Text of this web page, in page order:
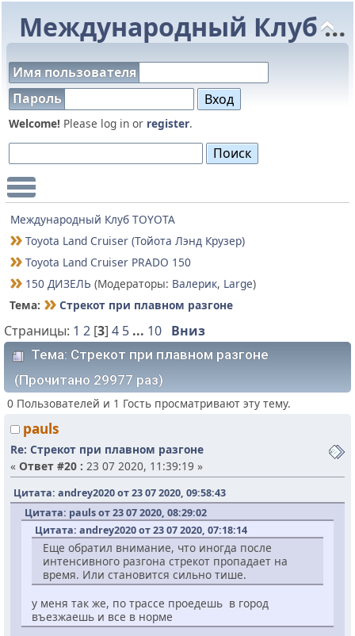
Международный Клуб TOYOTA
Имя пользователя
Пароль
Welcome! Please log in or register.
Main Menu
Международный Клуб TOYOTA
Toyota Land Cruiser (Тойота Лэнд Крузер)
Toyota Land Cruiser PRADO 150
150 ДИЗЕЛЬ (Модераторы: Валерик, Large)
Тема:
Стрекот при плавном разгоне
Страницы: 1 2 [3] 4 5 ... 10 Вниз
Тема: Стрекот при плавном разгоне
(Прочитано 29977 раз)
0 Пользователей и 1 Гость просматривают эту тему.
pauls
Re: Стрекот при плавном разгоне
« Ответ #20 : 23 07 2020, 11:39:19 »
Цитата: andrey2020 от 23 07 2020, 09:58:43
Цитата: pauls от 23 07 2020, 08:29:02
Цитата: andrey2020 от 23 07 2020, 07:18:14
Еще обратил внимание, что иногда после
интенсивного разгона стрекот пропадает на
время. Или становится сильно тише.
у меня так же, по трассе проедешь в город
въезжаешь и все в норме